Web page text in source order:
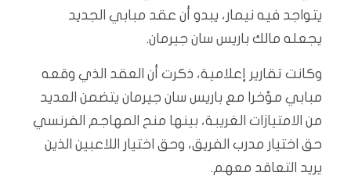
يتواجد فيه نيمار، يبدو أن عقد مبابي الجديد
يجعله مالك باريس سان جيرمان.
وكانت تقارير إعلامية، ذكرت أن العقد الذي وقعه
مبابي مؤخرا مع باريس سان جيرمان يتضمن العديد
من الامتيازات الغريبة، بينها منح المهاجم الفرنسي
حق اختيار مدرب الفريق، وحق اختيار اللاعبين الذين
يريد التعاقد معهم.